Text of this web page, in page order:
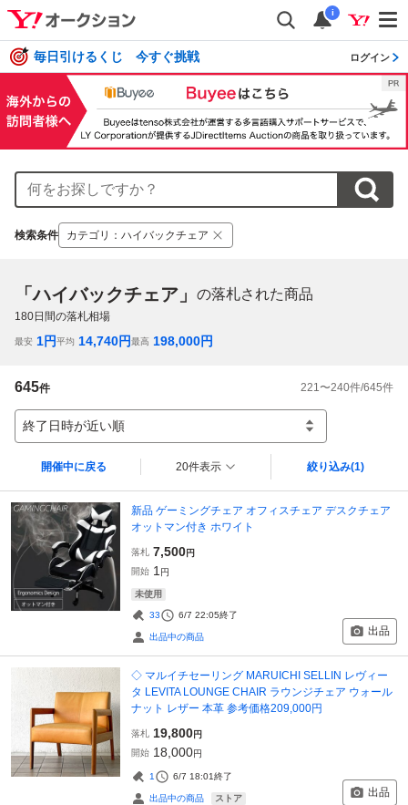
i
毎日引けるくじ 今すぐ挑戦 ログイン
検索条件 カテゴリ ： ハイバックチェア
「ハイバックチェア」 の落札された商品
180日間の落札相場
最安 1円平均 14,740円最高 198,000円
645件 221 〜240件/645件
終了日時が近い順
開催中に戻る 20件表示 絞り込み(1)
新品 ゲーミングチェア オフィスチェア デスクチェア
オットマン付き ホワイト
落札 7,500円
開始 1 円
未使用
33 6/7 22:05終了
出品中の商品 出品
◇ マルイチセーリング MARUICHI SELLIN レヴィー
タ LEVITA LOUNGE CHAIR ラウンジチェア ウォール
ナット レザー 本革 参考価格209,000円
落札 19,800円
開始 18,000円
1 6/7 18:01終了
出品中の商品 ストア 出品